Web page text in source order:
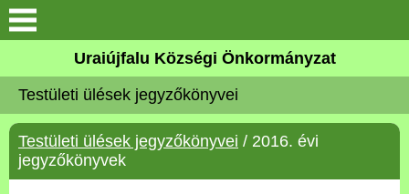
Köszöntő
Elérhetőségek
Uraiújfalu
Uraiújfalu Községi Önkormányzat
Testületi ülések jegyzőkönyvei
Testületi ülések jegyzőkönyvei / 2016. évi
jegyzőkönyvek